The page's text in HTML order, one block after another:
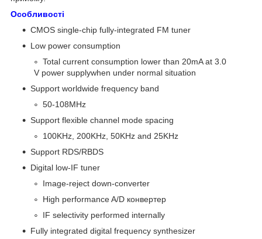
Особливості
CMOS single-chip fully-integrated FM tuner
Low power consumption
Total current consumption lower than 20mA at 3.0
V power supplywhen under normal situation
Support worldwide frequency band
50-108MHz
Support flexible channel mode spacing
100KHz, 200KHz, 50KHz and 25KHz
Support RDS/RBDS
Digital low-IF tuner
Image-reject down-converter
High performance A/D конвертер
IF selectivity performed internally
Fully integrated digital frequency synthesizer